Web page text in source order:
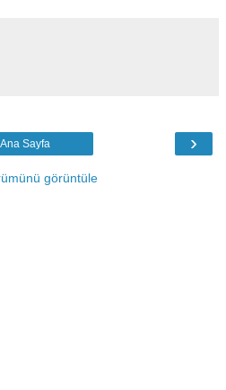
›
Ana Sayfa
görüntüle